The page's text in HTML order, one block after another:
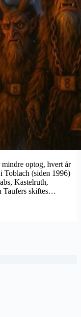
optog, hvert år
Toblach (siden 1996)
Kastelruth,
Taufers skiftes…